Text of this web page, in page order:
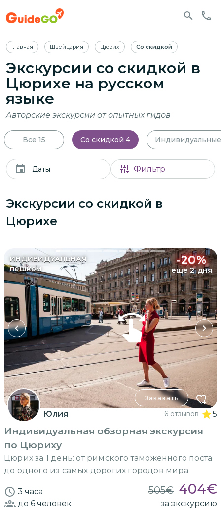
Главная Швейцария Цюрих Со скидкой
Экскурсии со скидкой в
Цюрихе на русском
языке
Авторские экскурсии от опытных гидов
Все 15 Со скидкой 4 Индивидуальные
Даты Фильтр
Экскурсии со скидкой в
Цюрихе
ИНДИВИДУАЛЬНАЯ
пешком
-20%
еще 2 дня
Заказать
Юлия 6 отзывов 5
Индивидуальная обзорная экскурсия
по Цюриху
Цюрих за 1 день: от римского таможенного поста
до одного из самых дорогих городов мира
3 часа 505€ 404€
до 6 человек за экскурсию